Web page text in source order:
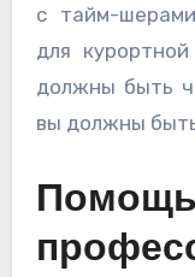
с тайм-
для
должны быть
вы должны
Помощь